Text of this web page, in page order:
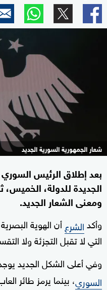
شعار الجمهورية السورية الجديد
بعد إطلاق الرئيس
الجديدة للدولة،
ومعنى الشعار الجديد.
وأكدالشرعأن الهوية
التي لا تقبل التجزئة ولا
وفي أعلى الشكل الجديد يوجد 3 نجوم في إشارة
السوري، بينما يرمز طائر